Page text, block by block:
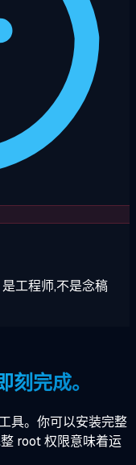
工程师,不是念稿
刻完成。
具。你可以安装完整
root 权限意味着运